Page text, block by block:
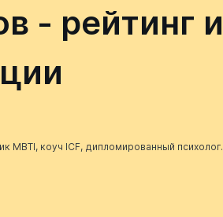
- рейтинг и
MBTI, коуч ICF, дипломированный психолог.